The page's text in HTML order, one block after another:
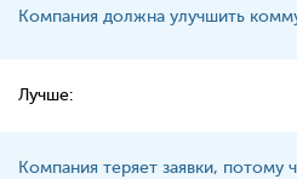
Компания должна улучшить
Лучше:
Компания теряет заявки, потому